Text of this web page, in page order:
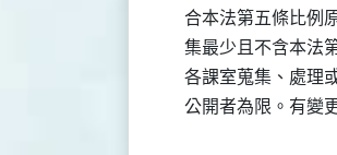
合本法第五條比
集最少且不含本
各課室蒐集、處